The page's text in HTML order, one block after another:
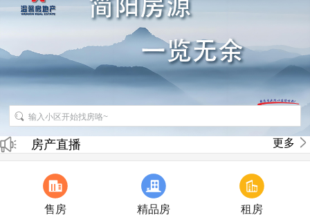
招聘房产销售经纪人
房产直播 更多
售房 精品房 租房